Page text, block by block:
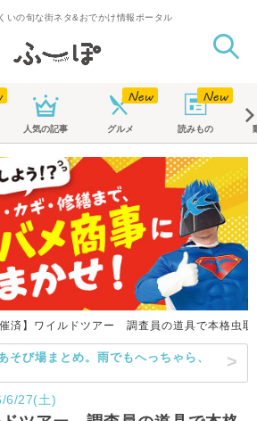
いの旬な街ネタ&おでかけ情報ポータル
人気の記事 グルメ 読みもの
催済】ワイルドツアー 調査員の道具で本格虫取
び場まとめ。雨でもへっちゃら、
6/27(土)